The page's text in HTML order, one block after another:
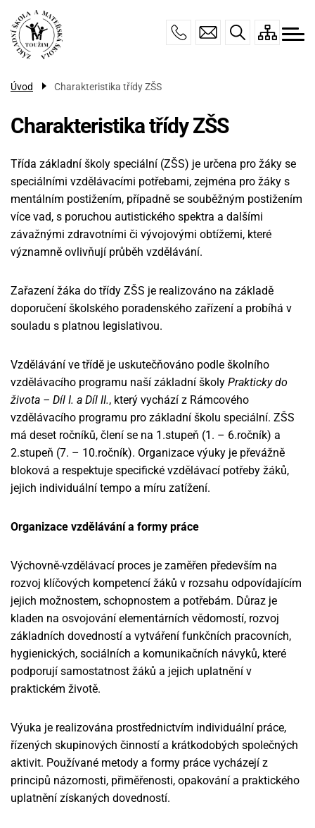
hlavnímu
obsahu
Menu
navigace
ZÁKLADNÍ ŠKOLA
TŘÍDA ZŠS
ÚŘEDNÍ DESKA
KONTAKTY
Úvod Charakteristika třídy ZŠS
Charakteristika třídy ZŠS
Třída základní školy speciální (ZŠS) je určena pro žáky se
speciálními vzdělávacími potřebami, zejména pro žáky s
mentálním postižením, případně se souběžným postižením
více vad, s poruchou autistického spektra a dalšími
závažnými zdravotními či vývojovými obtížemi, které
významně ovlivňují průběh vzdělávání.
Zařazení žáka do třídy ZŠS je realizováno na základě
doporučení školského poradenského zařízení a probíhá v
souladu s platnou legislativou.
Vzdělávání ve třídě je uskutečňováno podle školního
vzdělávacího programu naší základní školy Prakticky do
života – Díl I. a Díl II., který vychází z Rámcového
vzdělávacího programu pro základní školu speciální. ZŠS
má deset ročníků, člení se na 1.stupeň (1. – 6.ročník) a
2.stupeň (7. – 10.ročník). Organizace výuky je převážně
bloková a respektuje specifické vzdělávací potřeby žáků,
jejich individuální tempo a míru zatížení.
Organizace vzdělávání a formy práce
Výchovně-vzdělávací proces je zaměřen především na
rozvoj klíčových kompetencí žáků v rozsahu odpovídajícím
jejich možnostem, schopnostem a potřebám. Důraz je
kladen na osvojování elementárních vědomostí, rozvoj
základních dovedností a vytváření funkčních pracovních,
hygienických, sociálních a komunikačních návyků, které
podporují samostatnost žáků a jejich uplatnění v
praktickém životě.
Výuka je realizována prostřednictvím individuální práce,
řízených skupinových činností a krátkodobých společných
aktivit. Používané metody a formy práce vycházejí z
principů názornosti, přiměřenosti, opakování a praktického
uplatnění získaných dovedností.